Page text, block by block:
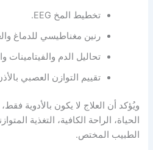
تخطيط المخ EEG.
رنين مغناطيسي للدماغ
تحاليل الدم والفيتامينات
تقييم التوازن العصبي
ويُؤكد أن العلاج لا يكون بالأدوية
الحياة، الراحة الكافية، التغذية
الطبيب المختص.